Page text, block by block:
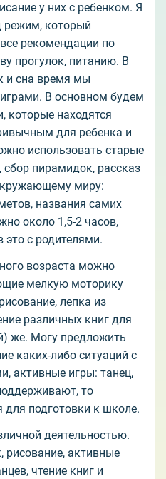
у них с ребенком. Я
режим, который
рекомендации по
прогулок, питанию. В
и сна время мы
В основном будем
которые находятся
для ребенка и
использовать старые
пирамидок, рассказ
миру:
названия самих
около 1,5-2 часов,
это с родителями.
возраста можно
мелкую моторику
лепка из
различных книг для
же. Могу предложить
каких-либо ситуаций с
активные игры: танец,
то
подготовки к школе.
деятельностью.
рисование, активные
чтение книг и